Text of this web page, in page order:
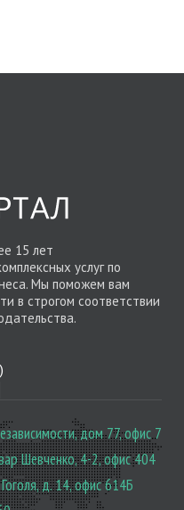
15 лет
услуг по
Мы поможем вам
в строгом соответствии
дом 77, офис 7
Шевченко, 4-2, офис 404
Гоголя, д. 14, офис 614Б